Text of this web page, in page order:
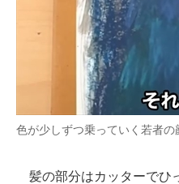
色が少しずつ乗っていく若者の
髪の部分はカッターでひ